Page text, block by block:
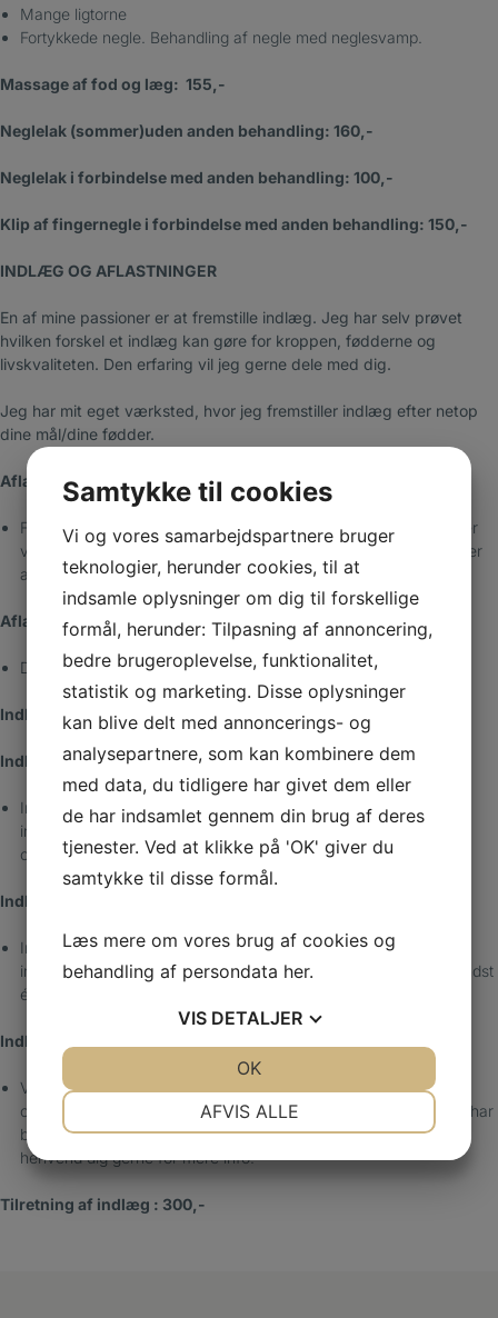
Mange ligtorne
Fortykkede negle. Behandling af negle med neglesvamp.
Massage af fod og læg: 155,-
Neglelak (sommer)uden anden behandling: 160,-
Neglelak i forbindelse med anden behandling: 100,-
Klip af fingernegle i forbindelse med anden behandling: 150,-
INDLÆG OG AFLASTNINGER
En af mine passioner er at fremstille indlæg. Jeg har selv prøvet
hvilken forskel et indlæg kan gøre for kroppen, fødderne og
livskvaliteten. Den erfaring vil jeg gerne dele med dig.
Jeg har mit eget værksted, hvor jeg fremstiller indlæg efter netop
dine mål/dine fødder.
Aflastninger større : 250,-
Fremstilles individuelt til aflastning af trykudsatte steder. Det sker
ved klipning eller slibning af skumgummi, skummaterialer, filt eller
af flere komponenter, der er limet sammen.
Aflastninger små: Fra 50,-
Det samme som ovenfor.
Indlæg forundersøgelse: 500,-
Indlæg 1) 1500,-
Indlægget fremstilles og tilpasses individuelt på baggrund af
indlægsundersøgelse og består af flere ukomplicerede
opbygninger eller én enkelt kompliceret opbygning.
Indlæg 2) 2000,-
Indlægget fremstilles og tilpasses individuelt på baggrund af
indlægsundersøgelse og består af flere opbygninger hvoraf mindst
én er en kompliceret opbygning.
Indlæg 3) Arbejdssko 2500,-
Ved indlæg til en arbejdssko benyttes samme fremstilling som
ovenfor. Indlægget fremstilles i CE godkendte materialer og jeg har
brug for batch nummer på den pågældende arbejdssko. Men
henvend dig gerne for mere info.
Tilretning af indlæg : 300,-
Samtykke til cookies
Vi og vores samarbejdspartnere bruger
teknologier, herunder cookies, til at
indsamle oplysninger om dig til forskellige
formål, herunder: Tilpasning af annoncering,
bedre brugeroplevelse, funktionalitet,
statistik og marketing. Disse oplysninger
kan blive delt med annoncerings- og
analysepartnere, som kan kombinere dem
med data, du tidligere har givet dem eller
de har indsamlet gennem din brug af deres
tjenester. Ved at klikke på 'OK' giver du
samtykke til disse formål.
Læs mere om vores brug af cookies og
behandling af persondata her.
VIS DETALJER
AFVIS ALLE
OK